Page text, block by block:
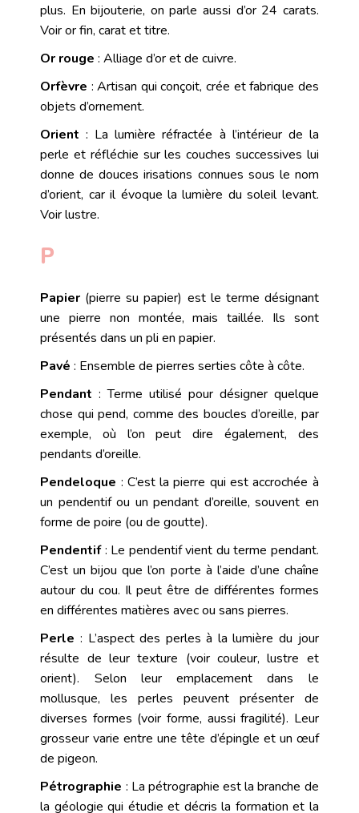
plus. En bijouterie, on parle aussi d’or 24 carats.
Voiror fin,caratettitre.
Or rouge : Alliage d’or et de cuivre.
Orfèvre : Artisan qui conçoit, crée et fabrique des
objets d’ornement.
Orient : La lumière réfractée à l’intérieur de la
perle et réfléchie sur les couches successives lui
donne de douces irisations connues sous le nom
d’orient, car il évoque la lumière du soleil levant.
Voirlustre.
P
Papier (pierre su papier) est le terme désignant
une pierre non montée, mais taillée. Ils sont
présentés dans un pli en papier.
Pavé : Ensemble de pierresserties côte à côte.
Pendant : Terme utilisé pour désigner quelque
chose qui pend, comme des boucles d’oreille, par
exemple, où l’on peut dire également, des
pendants d’oreille.
Pendeloque : C’est la pierre qui est accrochée à
un pendentif ou un pendant d’oreille, souvent en
forme de poire (ou de goutte).
Pendentif: Le pendentif vient du terme pendant.
C’est un bijou que l’on porte à l’aide d’une chaîne
autour du cou. Il peut être de différentes formes
en différentes matières avec ou sans pierres.
Perle : L’aspect des perles à la lumière du jour
résulte de leur texture (voir couleur,lustre et
orient). Selon leur emplacement dans le
mollusque, les perles peuvent présenter de
diverses formes (voir forme, aussifragilité). Leur
grosseur varie entre une tête d’épingle et un œuf
de pigeon.
Pétrographie : La pétrographie est la branche de
la géologie qui étudie et décris la formation et la